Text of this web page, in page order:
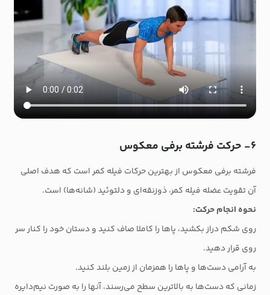
۶- حرکت فرشته برفی معکوس
فرشته برفی معکوس از بهترین حرکات فیله کمر است که هدف اصلی
آن تقویت عضله فیله کمر، ذوزنقه‌ای و دلتوئید (شانه‌ها) است.
نحوه انجام حرکت:
روی شکم دراز بکشید، پاها را کاملا صاف کنید و دستان خود را کنار سر
روی قرار دهید.
به آرامی دست‌ها و پاها را همزمان از زمین بلند کنید.
زمانی که دست‌ها به بالاترین سطح می‌رسند، آنها را به صورت نیم‌دایره